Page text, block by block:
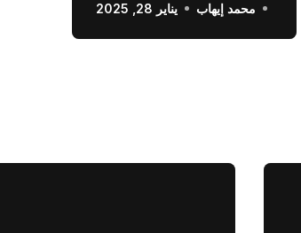
الدوري السعودي
محمد إيهاب يناير 28, 2025